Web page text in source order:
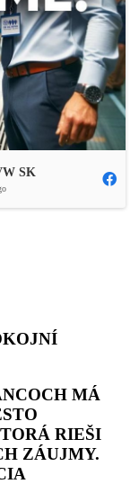
SK
MÁ
RIEŠI
ZÁUJMY.